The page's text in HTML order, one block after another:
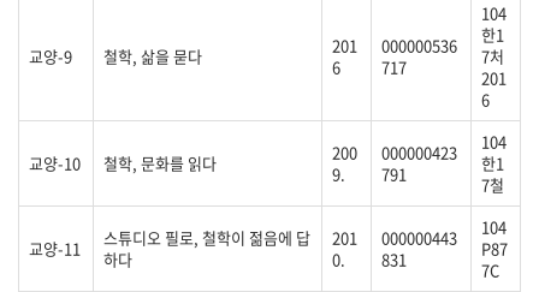
교양-9 철학, 삶을 묻다
201
6
000000536
717
104
한1
7처
201
6
교양-10 철학, 문화를 읽다
200
9.
000000423
791
104
한1
7철
교양-11
스튜디오 필로, 철학이 젊음에 답
하다
201
0.
000000443
831
104
P87
7C